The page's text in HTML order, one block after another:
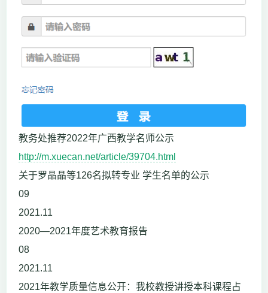
教务处推荐2022年广西教学名师公示
http://m.xuecan.net/article/39704.html
关于罗晶晶等126名拟转专业 学生名单的公示
09
2021.11
2020—2021年度艺术教育报告
08
2021.11
2021年教学质量信息公开：我校教授讲授本科课程占